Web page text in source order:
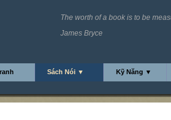
The worth of a book is to be
James Bryce
Sách Nói ▼ Kỹ Năng ▼